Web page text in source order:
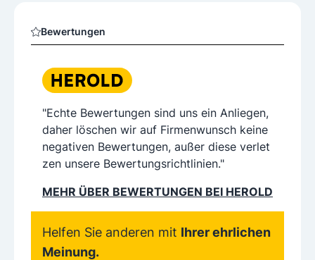
Bewertungen
"Echte Bewertungen sind uns ein Anliegen,
daher löschen wir auf Firmenwunsch keine
negativen Bewertungen, außer diese verlet
zen unsere Bewertungsrichtlinien."
MEHR ÜBER BEWERTUNGEN BEI HEROLD
Helfen Sie anderen mit Ihrer ehrlichen
Meinung.